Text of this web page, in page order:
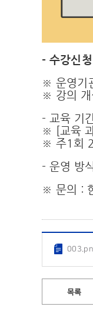
- 수강신
※ 운영기
※ 강의
- 교육 기
※ [교육
※ 주1회
- 운영 방
※ 문의 :
목록